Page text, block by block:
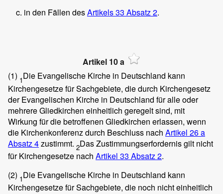
in den Fällen desArtikels 33 Absatz 2.
Artikel 10 a
(1) 1Die Evangelische Kirche in Deutschland kann
Kirchengesetze für Sachgebiete, die durch Kirchengesetz
der Evangelischen Kirche in Deutschland für alle oder
mehrere Gliedkirchen einheitlich geregelt sind, mit
Wirkung für die betroffenen Gliedkirchen erlassen, wenn
die Kirchenkonferenz durch Beschluss nach Artikel 26 a
Absatz 4zustimmt. 2Das Zustimmungserfordernis gilt nicht
für Kirchengesetze nach Artikel 33 Absatz 2.
(2) 1Die Evangelische Kirche in Deutschland kann
Kirchengesetze für Sachgebiete, die noch nicht einheitlich